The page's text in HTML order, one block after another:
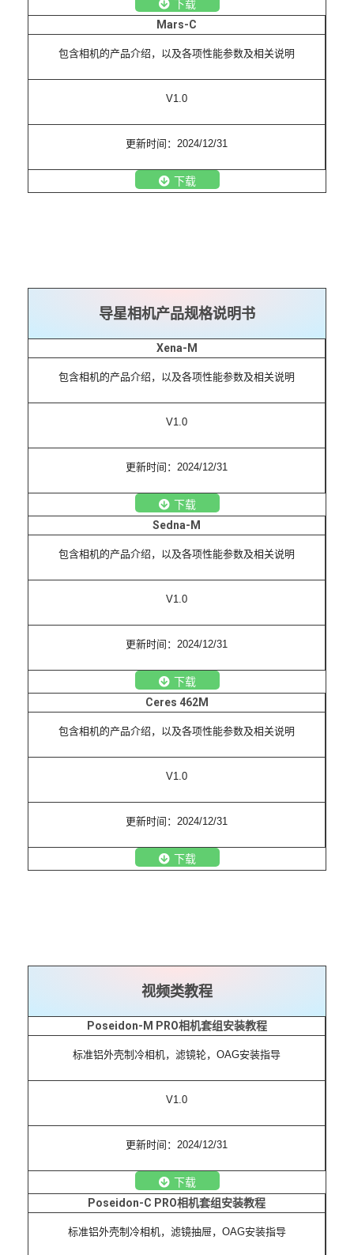
下载
Mars-C
包含相机的产品介绍，以及各项性能参数及相关说明
V1.0
更新时间：2024/12/31
下载
导星相机产品规格说明书
Xena-M
包含相机的产品介绍，以及各项性能参数及相关说明
V1.0
更新时间：2024/12/31
下载
Sedna-M
包含相机的产品介绍，以及各项性能参数及相关说明
V1.0
更新时间：2024/12/31
下载
Ceres 462M
包含相机的产品介绍，以及各项性能参数及相关说明
V1.0
更新时间：2024/12/31
下载
视频类教程
Poseidon-M PRO相机套组安装教程
标准铝外壳制冷相机，滤镜轮，OAG安装指导
V1.0
更新时间：2024/12/31
下载
Poseidon-C PRO相机套组安装教程
标准铝外壳制冷相机，滤镜抽屉，OAG安装指导